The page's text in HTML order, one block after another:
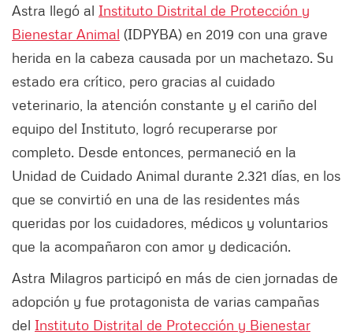
Astra llegó al Instituto Distrital de Protección y
Bienestar Animal (IDPYBA) en 2019 con una grave
herida en la cabeza causada por un machetazo. Su
estado era crítico, pero gracias al cuidado
veterinario, la atención constante y el cariño del
equipo del Instituto, logró recuperarse por
completo. Desde entonces, permaneció en la
Unidad de Cuidado Animal durante 2.321 días, en los
que se convirtió en una de las residentes más
queridas por los cuidadores, médicos y voluntarios
que la acompañaron con amor y dedicación.
Astra Milagros participó en más de cien jornadas de
adopción y fue protagonista de varias campañas
del Instituto Distrital de Protección y Bienestar